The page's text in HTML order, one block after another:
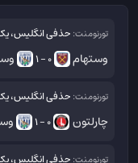
تورنومنت: حذفی انگلیس،
وستهام 0 - 1
تورنومنت: حذفی انگلیس،
چارلتون 0 - 1
تورنومنت: حذفی انگلیس،